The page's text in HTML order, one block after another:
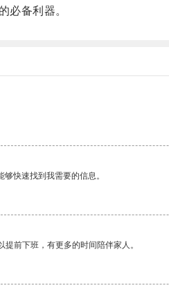
备利器。
快速找到我需要的信息。
前下班，有更多的时间陪伴家人。